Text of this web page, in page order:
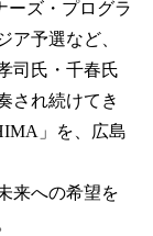
ーズ・プログラ
ア予選など、
司氏・千春氏
され続けてき
」を、広島
来への希望を